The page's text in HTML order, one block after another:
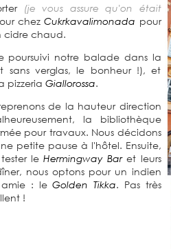
(je vous assure qu'on était
chezCukrkavalimonada pour
cidre chaud.
poursuivi notre balade dans la
sans verglas, le bonheur !), et
pizzeria Giallorossa.
de la hauteur direction
la bibliothèque
pour travaux. Nous décidons
petite pause à l'hôtel. Ensuite,
tester leHermingway Baret leurs
nous optons pour un indien
amie : leGolden Tikka. Pas très
!